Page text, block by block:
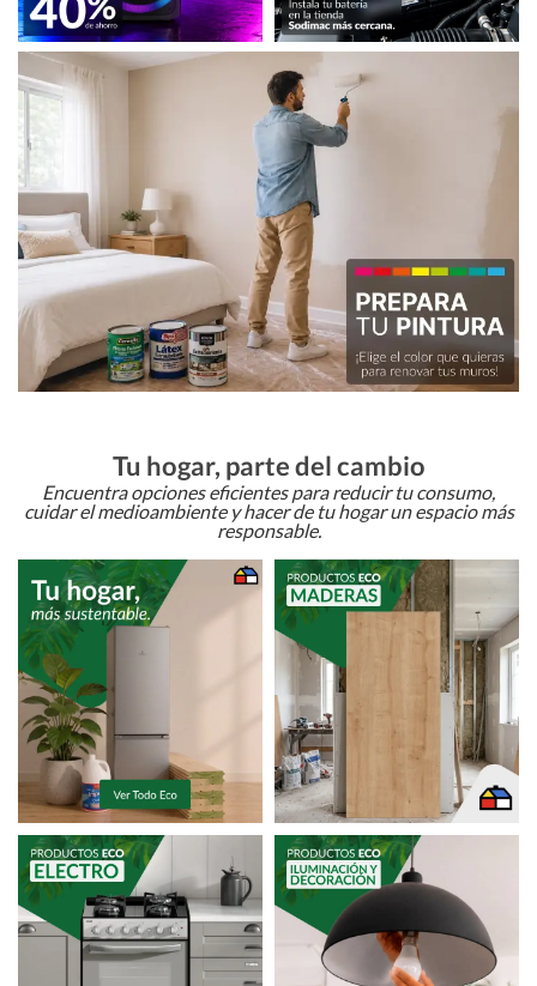
Tu hogar, parte del cambio
Encuentra opciones eficientes para reducir tu consumo,
cuidar el medioambiente y hacer de tu hogar un espacio más
responsable.